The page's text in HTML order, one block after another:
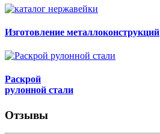
Изготовление металлоконструкций
Раскрой
рулонной стали
Отзывы